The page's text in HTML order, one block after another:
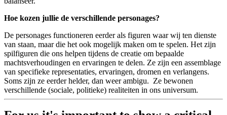
Hoe kozen jullie de verschillende personages?
De personages functioneren eerder als figuren waar wij ten dienste
van staan, maar die het ook mogelijk maken om te spelen. Het zijn
spilfiguren die ons helpen tijdens de creatie om bepaalde
machtsverhoudingen en ervaringen te delen. Ze zijn een assemblage
van specifieke representaties, ervaringen, dromen en verlangens.
Soms zijn ze eerder helder, dan weer ambigu. Ze bewonen
verschillende (sociale, politieke) realiteiten in ons universum.